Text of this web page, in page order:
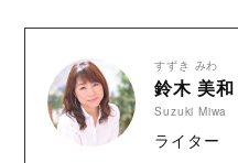
学会では登壇者の５％ほ
数多くの学会に登壇。国
にも数多く参加。これま
実績で、数多くの患者様から
医師として正しいホーム
すずき みわ
鈴木 美和
Suzuki Miwa
ライター